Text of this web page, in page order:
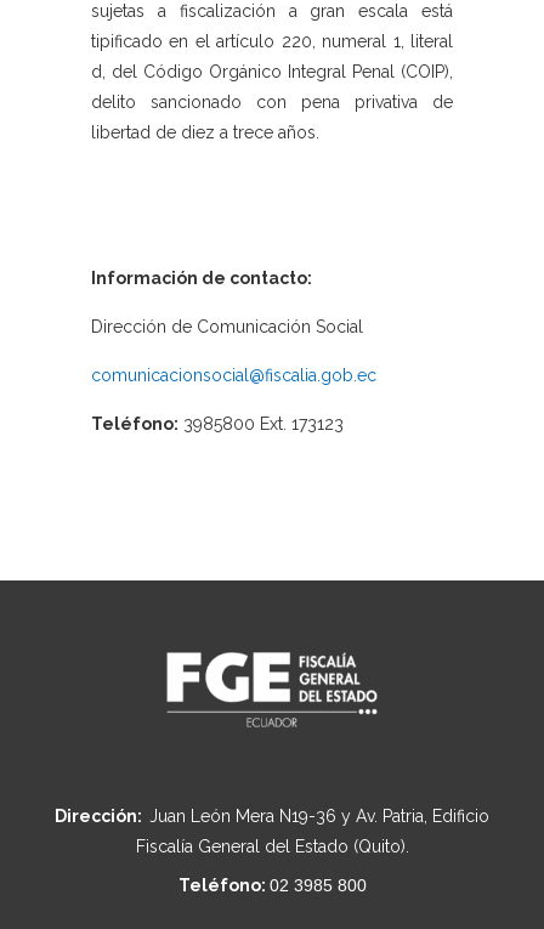
sujetas a fiscalización a gran escala está
tipificado en el artículo 220, numeral 1, literal
d, del Código Orgánico Integral Penal (COIP),
delito sancionado con pena privativa de
libertad de diez a trece años.
Información de contacto:
Dirección de Comunicación Social
comunicacionsocial@fiscalia.gob.ec
Teléfono: 3985800 Ext. 173123
Dirección: Juan León Mera N19-36 y Av. Patria, Edificio
Fiscalía General del Estado (Quito).
Teléfono: 02 3985 800